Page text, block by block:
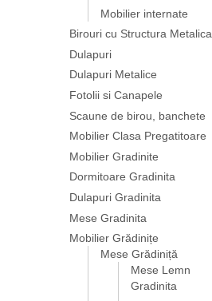
Mobilier internate
Birouri cu Structura Metalica
Dulapuri
Dulapuri Metalice
Fotolii si Canapele
Scaune de birou, banchete
Mobilier Clasa Pregatitoare
Mobilier Gradinite
Dormitoare Gradinita
Dulapuri Gradinita
Mese Gradinita
Mobilier Grădinițe
Mese Grădiniță
Mese Lemn
Gradinita